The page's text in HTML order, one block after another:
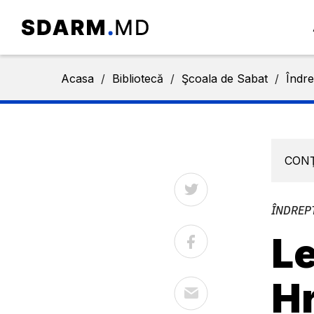
Acasa / Bibliotecă / Şcoala de Sabat /